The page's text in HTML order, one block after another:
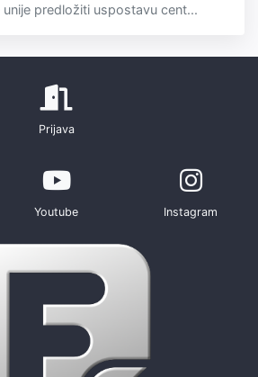
predložiti uspostavu cent...
Prijava
Youtube Instagram